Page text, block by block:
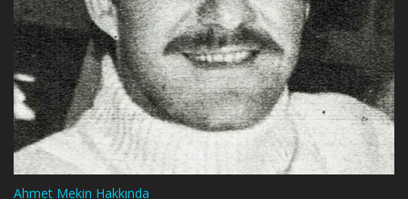
Ahmet Mekin Hakkında